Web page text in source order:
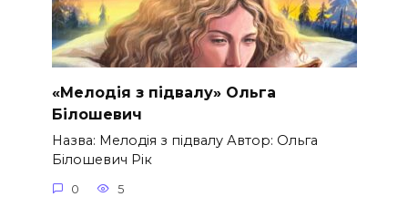
«Мелодія з підвалу» Ольга
Білошевич
Назва: Мелодія з підвалу Автор: Ольга
Білошевич Рік
0 5